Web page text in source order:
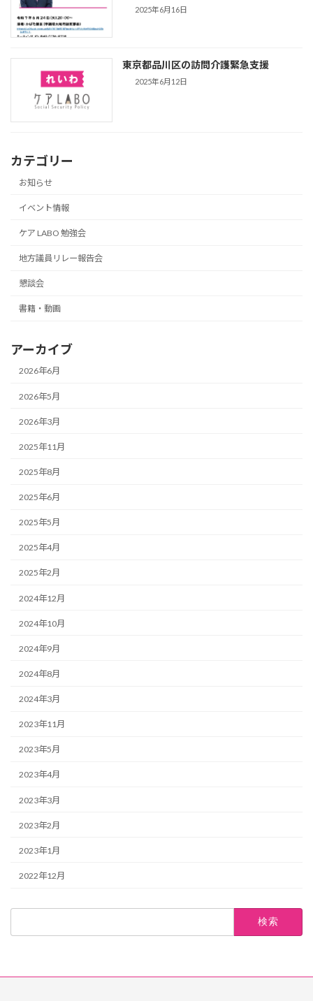
2025年6月16日
東京都品川区の訪問介護緊急支援
2025年6月12日
カテゴリー
お知らせ
イベント情報
ケア LABO 勉強会
地方議員リレー報告会
懇談会
書籍・動画
アーカイブ
2026年6月
2026年5月
2026年3月
2025年11月
2025年8月
2025年6月
2025年5月
2025年4月
2025年2月
2024年12月
2024年10月
2024年9月
2024年8月
2024年3月
2023年11月
2023年5月
2023年4月
2023年3月
2023年2月
2023年1月
2022年12月